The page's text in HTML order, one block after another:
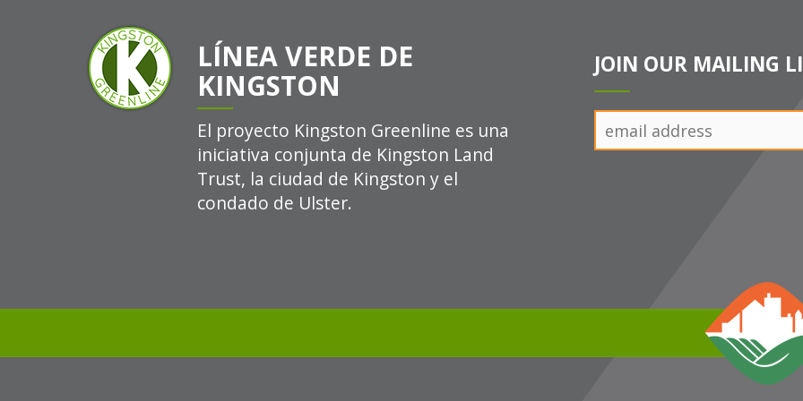
LÍNEA VERDE DE
KINGSTON
El proyecto Kingston Greenline es una
iniciativa conjunta de Kingston Land
Trust, la ciudad de Kingston y el
condado de Ulster.
JOIN OUR MAILING